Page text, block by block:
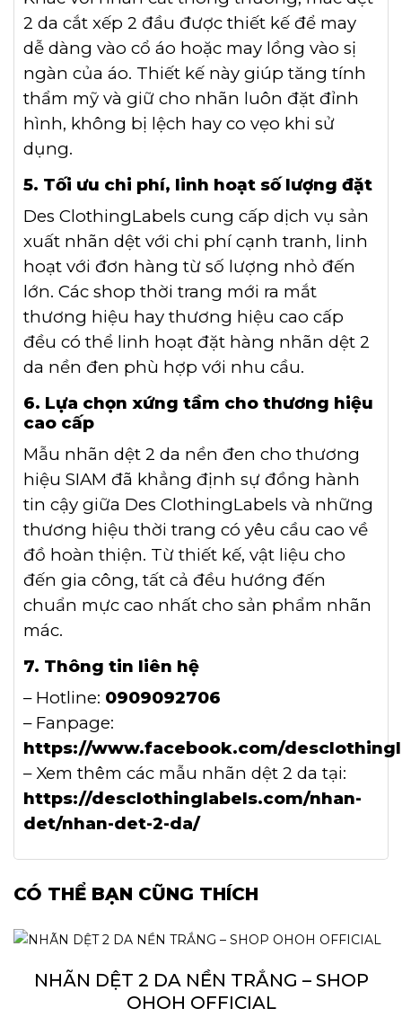
2 da cắt xếp 2 đầu được thiết kế để may
dễ dàng vào cổ áo hoặc may lồng vào sị
ngàn của áo. Thiết kế này giúp tăng tính
thẩm mỹ và giữ cho nhãn luôn đặt đỉnh
hình, không bị lệch hay co vẹo khi sử
dụng.
5. Tối ưu chi phí, linh hoạt số lượng đặt
Des ClothingLabels cung cấp dịch vụ sản
xuất nhãn dệt với chi phí cạnh tranh, linh
hoạt với đơn hàng từ số lượng nhỏ đến
lớn. Các shop thời trang mới ra mắt
thương hiệu hay thương hiệu cao cấp
đều có thể linh hoạt đặt hàng nhãn dệt 2
da nền đen phù hợp với nhu cầu.
6. Lựa chọn xứng tầm cho thương hiệu
cao cấp
Mẫu nhãn dệt 2 da nền đen cho thương
hiệu SIAM đã khẳng định sự đồng hành
tin cậy giữa Des ClothingLabels và những
thương hiệu thời trang có yêu cầu cao về
đồ hoàn thiện. Từ thiết kế, vật liệu cho
đến gia công, tất cả đều hướng đến
chuẩn mực cao nhất cho sản phẩm nhãn
mác.
7. Thông tin liên hệ
– Hotline: 0909092706
– Fanpage:
https://www.facebook.com/
– Xem thêm các mẫu nhãn dệt 2 da tại:
https://desclothinglabels.com/nhan-
det/nhan-det-2-da/
CÓ THỂ BẠN CŨNG THÍCH
NHÃN DỆT 2 DA NỀN TRẮNG – SHOP
OHOH OFFICIAL